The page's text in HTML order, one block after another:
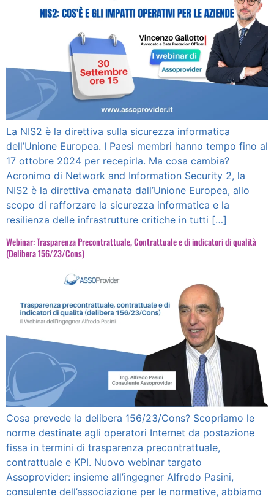
La NIS2 è la direttiva sulla sicurezza informatica
dell’Unione Europea. I Paesi membri hanno tempo fino al
17 ottobre 2024 per recepirla. Ma cosa cambia?
Acronimo di Network and Information Security 2, la
NIS2 è la direttiva emanata dall’Unione Europea, allo
scopo di rafforzare la sicurezza informatica e la
resilienza delle infrastrutture critiche in tutti […]
Webinar: Trasparenza Precontrattuale, Contrattuale e di indicatori di qualità
(Delibera 156/23/Cons)
Cosa prevede la delibera 156/23/Cons? Scopriamo le
norme destinate agli operatori Internet da postazione
fissa in termini di trasparenza precontrattuale,
contrattuale e KPI. Nuovo webinar targato
Assoprovider: insieme all’ingegner Alfredo Pasini,
consulente dell’associazione per le normative, abbiamo